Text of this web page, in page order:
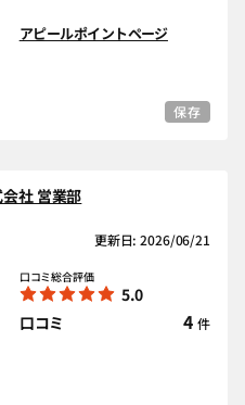
アピールポイントページ
保存
社 営業部
更新日: 2026/06/21
口コミ総合評価
5.0
口コミ
4 件